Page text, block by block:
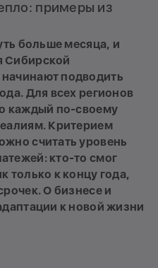
примеры из
больше месяца, и
Сибирской
подводить
Для всех регионов
каждый по-своему
Критерием
считать уровень
кто-то смог
только к концу года,
О бизнесе и
к новой жизни